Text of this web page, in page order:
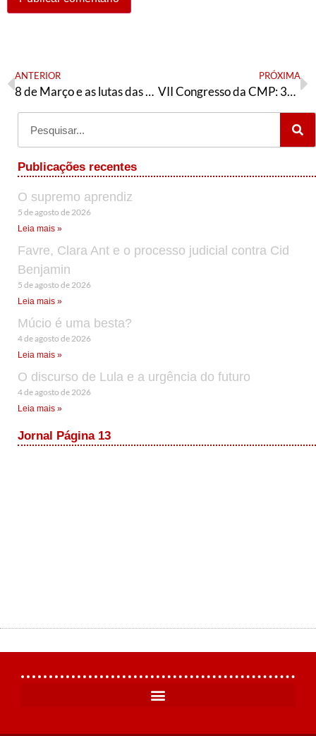
ANTERIOR
8 de Março e as lutas das mulheres no Brasil e no mundo
PRÓXIMA
VII Congresso da CMP: 30 anos de lutas e resistência
Publicações recentes
O supremo aprendiz
5 de agosto de 2026
Leia mais »
Favre, Clara Ant e o processo judicial contra Cid
Benjamin
5 de agosto de 2026
Leia mais »
Múcio é uma besta?
4 de agosto de 2026
Leia mais »
O discurso de Lula e a urgência do futuro
4 de agosto de 2026
Leia mais »
Jornal Página 13